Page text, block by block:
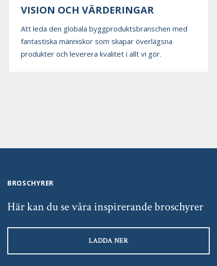
VISION OCH VÄRDERINGAR
Att leda den globala byggproduktsbranschen med
fantastiska människor som skapar överlägsna
produkter och leverera kvalitet i allt vi gör.
BROSCHYRER
Här kan du se våra inspirerande broschyrer
LADDA NER